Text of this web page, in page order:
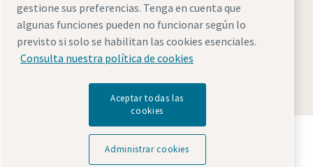
Avisos legales y de privacidadAdministrar cookies
AccesibilidadMapa del sitio
© 2026 Atlas Copco AB
Descubre cómo Atlas Copco Group impulsa la
tecnología que transforma el futuro.
gestione sus preferencias. Tenga en cuenta que
algunas funciones pueden no funcionar según lo
previsto si solo se habilitan las cookies esenciales.
Consulta nuestra política de cookies
Aceptar todas las
cookies
Administrar cookies